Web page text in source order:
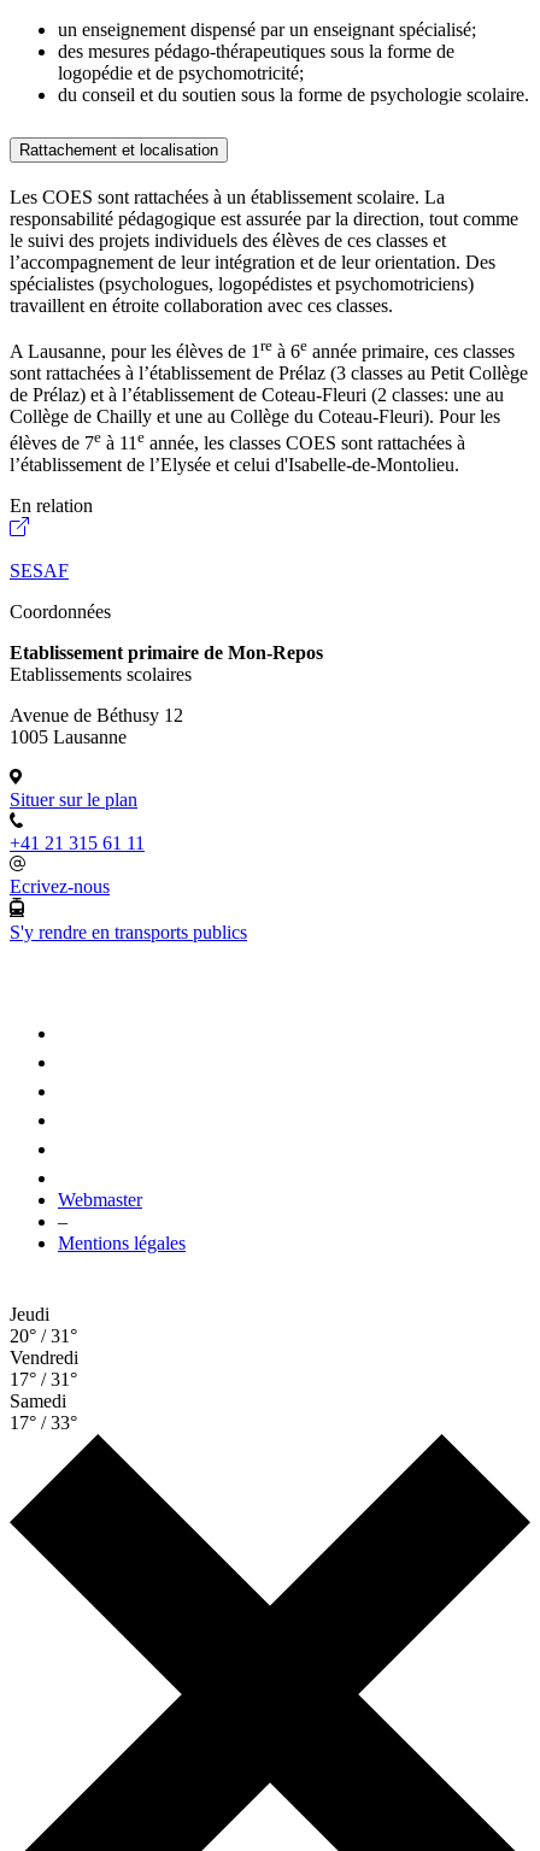
un enseignement dispensé par un enseignant spécialisé;
des mesures pédago-thérapeutiques sous la forme de
logopédie et de psychomotricité;
du conseil et du soutien sous la forme de psychologie scolaire.
Rattachement et localisation
Les COES sont rattachées à un établissement scolaire. La
responsabilité pédagogique est assurée par la direction, tout comme
le suivi des projets individuels des élèves de ces classes et
l’accompagnement de leur intégration et de leur orientation. Des
spécialistes (psychologues, logopédistes et psychomotriciens)
travaillent en étroite collaboration avec ces classes.
A Lausanne, pour les élèves de 1 re à 6e année primaire, ces classes
sont rattachées à l’établissement de Prélaz (3 classes au Petit Collège
de Prélaz) et à l’établissement de Coteau-Fleuri (2 classes: une au
Collège de Chailly et une au Collège du Coteau-Fleuri). Pour les
élèves de 7e à 11 e année, les classes COES sont rattachées à
l’établissement de l’Elysée et celui d'Isabelle-de-Montolieu.
En relation
SESAF
Coordonnées
Etablissement primaire de Mon-Repos
Etablissements scolaires
Avenue de Béthusy 12
1005 Lausanne
Situer sur le plan
+41 21 315 61 11
Ecrivez-nous
S'y rendre en transports publics
Webmaster
–
Mentions légales
Jeudi
20° / 31°
Vendredi
17° / 31°
Samedi
17° / 33°